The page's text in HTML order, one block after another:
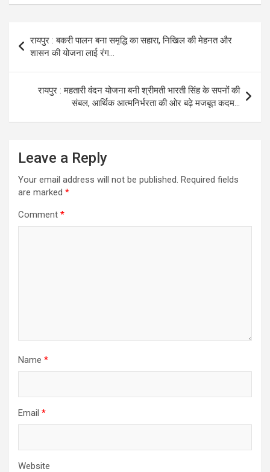
navigation
रायपुर : बकरी पालन बना समृद्धि का सहारा, निखिल की मेहनत और
शासन की योजना लाई रंग…
रायपुर : महतारी वंदन योजना बनी श्रीमती भारती सिंह के सपनों की
संबल, आर्थिक आत्मनिर्भरता की ओर बढ़े मजबूत कदम…
Leave a Reply
Your email address will not be published. Required fields
are marked *
Comment *
Name *
Email *
Website